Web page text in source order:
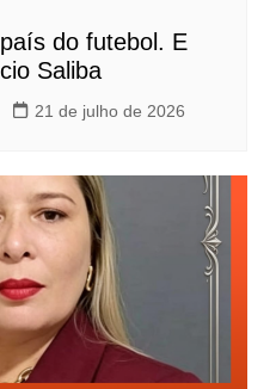
do futebol. E
Saliba
21 de julho de 2026